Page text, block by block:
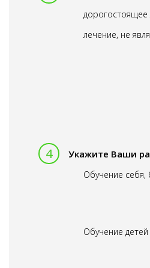
дорогостоящее
лечение, не
Укажите Ваши
Обучение себя,
Обучение детей